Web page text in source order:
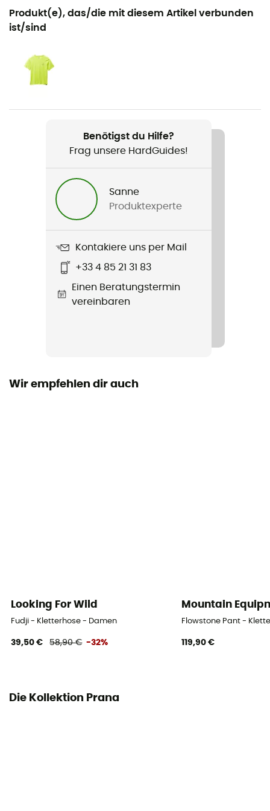
Geeignet für
Wandern / Klettern / Alltag
Damen
200 g
Stretch Zion Mid Rise
Wasserdichtigkeit
Passform
Verschlusssystem
Reißverschluss
Produkt(e), das/die mit diesem Artikel verbunden
ist/sind
Benötigst du Hilfe?
Frag unsere HardGuides!
Sanne
Produktexperte
Kontakiere uns per Mail
+33 4 85 21 31 83
Einen Beratungstermin
vereinbaren
Wir empfehlen dir auch
Looking For Wild
Fudji - Kletterhose - Damen
39,50 € 58,90 € -32%
Mountain
Flowstone Pant -
119,90 €
Die Kollektion Prana